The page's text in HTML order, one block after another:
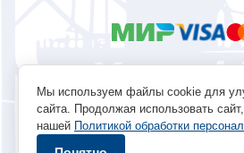
Политика обработки
© 1996 - 2026
Мы используем файлы cookie для
сайта. Продолжая использовать
нашей Политикой обработки